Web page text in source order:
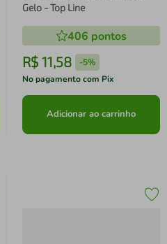
Gelo - Top Line
406 pontos
R$ 11,58 -5%
No pagamento com Pix
Adicionar ao carrinho